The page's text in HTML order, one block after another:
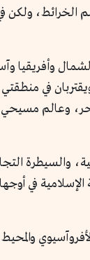
ولكن
وأفريقيا
في
مسيحي
والسيطرة
في أوجها